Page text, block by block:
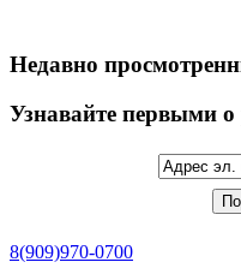
Недавно
Узнавайте первыми
8(909)970-0700